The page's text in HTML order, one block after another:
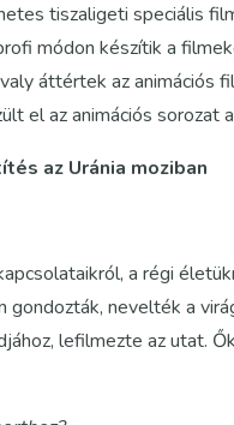
tiszaligeti speciális
módon készítik a
áttértek az animációs
el az animációs sorozat
az Uránia moziban
a régi
nevelték a
lefilmezte az utat.